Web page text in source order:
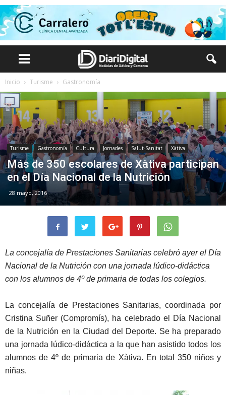
Inicio Turisme Gastronomía
Turisme Gastronomía Cultura Jornades Salut-Sanitat Xàtiva
Más de 350 escolares de Xàtiva participan
en el Día Nacional de la Nutrición
28 mayo, 2016
La concejalía de Prestaciones Sanitarias celebró ayer el Día
Nacional de la Nutrición con una jornada lúdico-didáctica
con los alumnos de 4º de primaria de todas los colegios.
La concejalía de Prestaciones Sanitarias, coordinada por
Cristina Suñer (Compromís), ha celebrado el Día Nacional
de la Nutrición en la Ciudad del Deporte. Se ha preparado
una jornada lúdico-didáctica a la que han asistido todos los
alumnos de 4º de primaria de Xàtiva. En total 350 niños y
niñas.